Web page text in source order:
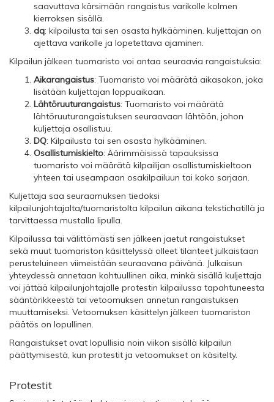
saavuttava kärsimään rangaistus varikolle kolmen
kierroksen sisällä.
dq: kilpailusta tai sen osasta hylkääminen. kuljettajan on
ajettava varikolle ja lopetettava ajaminen.
Kilpailun jälkeen tuomaristo voi antaa seuraavia rangaistuksia:
Aikarangaistus: Tuomaristo voi määrätä aikasakon, joka
lisätään kuljettajan loppuaikaan.
Lähtöruuturangaistus: Tuomaristo voi määrätä
lähtöruuturangaistuksen seuraavaan lähtöön, johon
kuljettaja osallistuu.
DQ: Kilpailusta tai sen osasta hylkääminen.
Osallistumiskielto: Äärimmäisissä tapauksissa
tuomaristo voi määrätä kilpailijan osallistumiskieltoon
yhteen tai useampaan osakilpailuun tai koko sarjaan.
Kuljettaja saa seuraamuksen tiedoksi
kilpailunjohtajalta/tuomaristolta kilpailun aikana tekstichatillä ja
tarvittaessa mustalla lipulla.
Kilpailussa tai välittömästi sen jälkeen jaetut rangaistukset
sekä muut tuomariston käsittelyssä olleet tilanteet julkaistaan
perusteluineen viimeistään seuraavana päivänä. Julkaisun
yhteydessä annetaan kohtuullinen aika, minkä sisällä kuljettaja
voi jättää kilpailunjohtajalle protestin kilpailussa tapahtuneesta
sääntörikkeestä tai vetoomuksen annetun rangaistuksen
muuttamiseksi. Vetoomuksen käsittelyn jälkeen tuomariston
päätös on lopullinen.
Rangaistukset ovat lopullisia noin viikon sisällä kilpailun
päättymisestä, kun protestit ja vetoomukset on käsitelty.
Protestit